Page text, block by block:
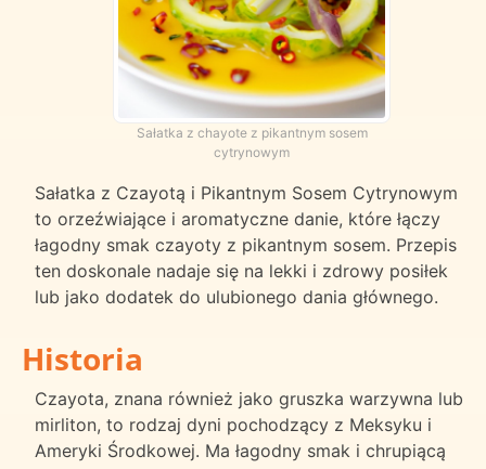
Sałatka z chayote z pikantnym sosem
cytrynowym
Sałatka z Czayotą i Pikantnym Sosem Cytrynowym
to orzeźwiające i aromatyczne danie, które łączy
łagodny smak czayoty z pikantnym sosem. Przepis
ten doskonale nadaje się na lekki i zdrowy posiłek
lub jako dodatek do ulubionego dania głównego.
Historia
Czayota, znana również jako gruszka warzywna lub
mirliton, to rodzaj dyni pochodzący z Meksyku i
Ameryki Środkowej. Ma łagodny smak i chrupiącą